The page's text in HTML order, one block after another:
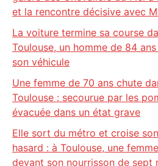
et la rencontre décisive avec
La voiture termine sa course
Toulouse, un homme de 84
son véhicule
Une femme de 70 ans chute
Toulouse : secourue par les
évacuée dans un état grave
Elle sort du métro et croise
hasard : à Toulouse, une
devant son nourrisson de sept